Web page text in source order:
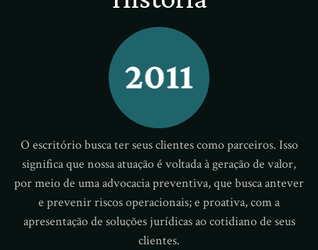
O escritório busca ter seus clientes como parceiros. Isso
significa que nossa atuação é voltada à geração de valor,
por meio de uma advocacia preventiva, que busca antever
e prevenir riscos operacionais; e proativa, com a
apresentação de soluções jurídicas ao cotidiano de seus
clientes.